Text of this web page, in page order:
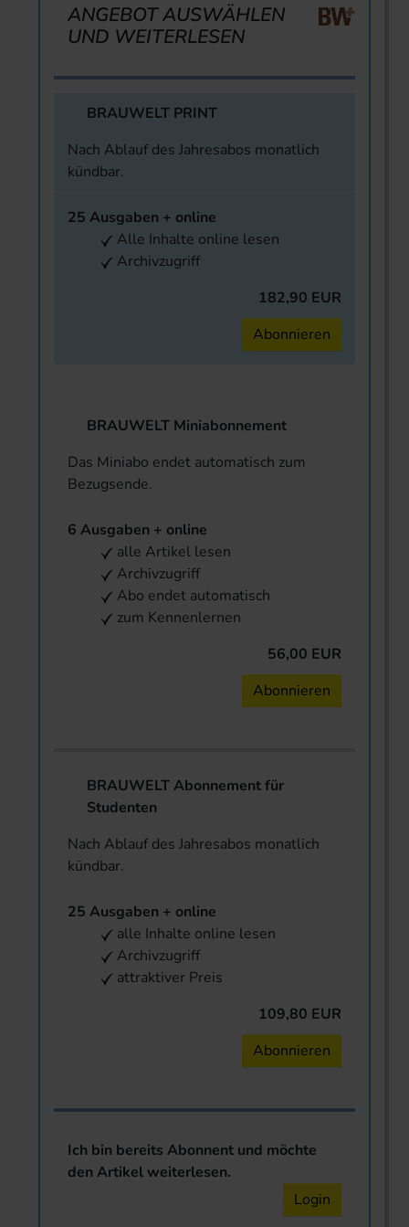
ANGEBOT AUSWÄHLEN
UND WEITERLESEN
BRAUWELT PRINT
Nach Ablauf des Jahresabos monatlich
kündbar.
25 Ausgaben + online
Alle Inhalte online lesen
Archivzugriff
182,90 EUR
Abonnieren
BRAUWELT Miniabonnement
Das Miniabo endet automatisch zum
Bezugsende.
6 Ausgaben + online
alle Artikel lesen
Archivzugriff
Abo endet automatisch
zum Kennenlernen
56,00 EUR
Abonnieren
BRAUWELT Abonnement für
Studenten
Nach Ablauf des Jahresabos monatlich
kündbar.
25 Ausgaben + online
alle Inhalte online lesen
Archivzugriff
attraktiver Preis
109,80 EUR
Abonnieren
Ich bin bereits Abonnent und möchte
den Artikel weiterlesen.
Login